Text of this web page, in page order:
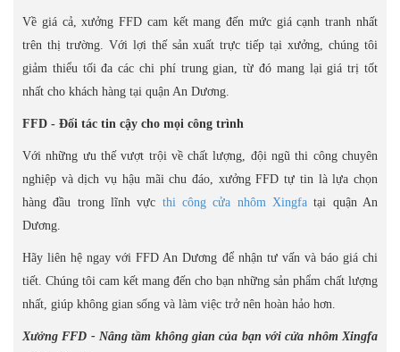
Về giá cả, xưởng FFD cam kết mang đến mức giá cạnh tranh nhất
trên thị trường. Với lợi thế sản xuất trực tiếp tại xưởng, chúng tôi
giảm thiểu tối đa các chi phí trung gian, từ đó mang lại giá trị tốt
nhất cho khách hàng tại quận An Dương.
FFD - Đối tác tin cậy cho mọi công trình
Với những ưu thế vượt trội về chất lượng, đội ngũ thi công chuyên
nghiệp và dịch vụ hậu mãi chu đáo, xưởng FFD tự tin là lựa chọn
hàng đầu trong lĩnh vực thi công cửa nhôm Xingfa tại quận An
Dương.
Hãy liên hệ ngay với FFD An Dương để nhận tư vấn và báo giá chi
tiết. Chúng tôi cam kết mang đến cho bạn những sản phẩm chất lượng
nhất, giúp không gian sống và làm việc trở nên hoàn hảo hơn.
Xưởng FFD - Nâng tầm không gian của bạn với cửa nhôm Xingfa